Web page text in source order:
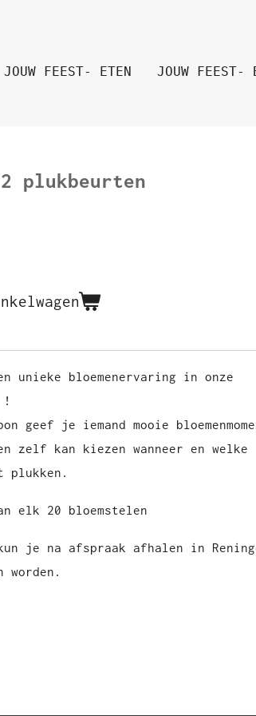
JOUW FEEST- ETEN JOUW FEEST-
2 plukbeurten
unieke bloemenervaring in onze
!
geef je iemand mooie
zelf kan kiezen wanneer en welke
plukken.
elk 20 bloemstelen
kun je na afspraak afhalen in
worden.